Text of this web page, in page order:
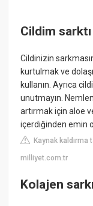
Cildim sarktı
Cildinizin
kurtulmak ve
kullanın. Ayrıca
unutmayın.
artırmak için aloe
içerdiğinden emin
Kaynak kaldırma
milliyet.com.tr
Kolajen